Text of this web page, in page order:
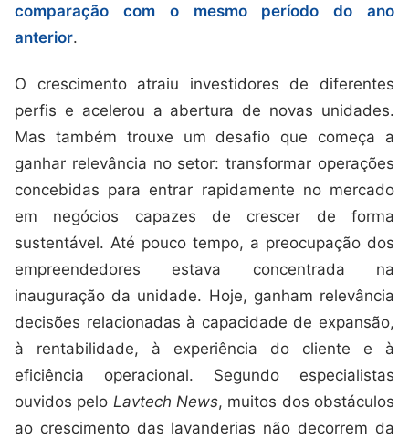
comparação com o mesmo período do ano
anterior.
O crescimento atraiu investidores de diferentes
perfis e acelerou a abertura de novas unidades.
Mas também trouxe um desafio que começa a
ganhar relevância no setor: transformar operações
concebidas para entrar rapidamente no mercado
em negócios capazes de crescer de forma
sustentável. Até pouco tempo, a preocupação dos
empreendedores estava concentrada na
inauguração da unidade. Hoje, ganham relevância
decisões relacionadas à capacidade de expansão,
à rentabilidade, à experiência do cliente e à
eficiência operacional. Segundo especialistas
ouvidos pelo Lavtech News, muitos dos obstáculos
ao crescimento das lavanderias não decorrem da